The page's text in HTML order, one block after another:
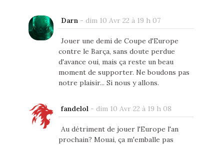
Darn- dim 10 Avr 22 à 19 h 07
Jouer une demi de Coupe d'Europe
contre le Barça, sans doute perdue
d'avance oui, mais ça reste un beau
moment de supporter. Ne boudons pas
notre plaisir... Si nous y allons.
fandelol- dim 10 Avr 22 à 19 h 08
Au détriment de jouer l'Europe l'an
prochain? Mouai, ça m'emballe pas